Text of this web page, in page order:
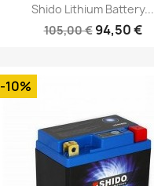
Shido Lithium Battery...
105,00 € 94,50 €
-10%